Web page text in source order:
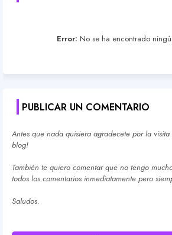
Error: No se ha encontrado
PUBLICAR UN COMENTARIO
Antes que nada quisiera agradecete por la
blog!
También te quiero comentar que no tengo
todos los comentarios inmediatamente pero
Saludos.